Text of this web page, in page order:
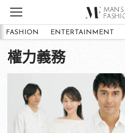
FASHION ENTERTAINMENT
權力義務